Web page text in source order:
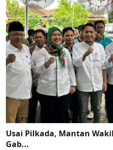
Usai Pilkada, Mantan
Gab...